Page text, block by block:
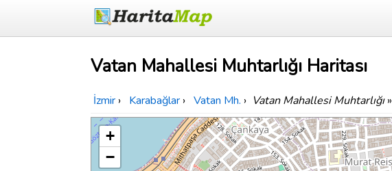
Vatan Mahallesi Muhtarlığı Haritası
İzmir › Karabağlar › Vatan Mh. › Vatan Mahallesi Muhtarlığı»
+
−